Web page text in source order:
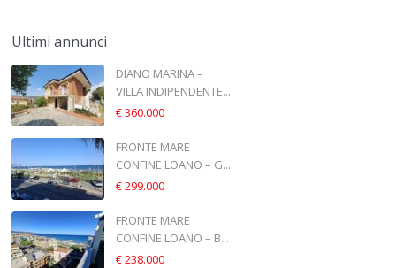
Ultimi annunci
DIANO MARINA –
VILLA INDIPENDENTE...
€ 360.000
FRONTE MARE
CONFINE LOANO – G...
€ 299.000
FRONTE MARE
CONFINE LOANO – B...
€ 238.000